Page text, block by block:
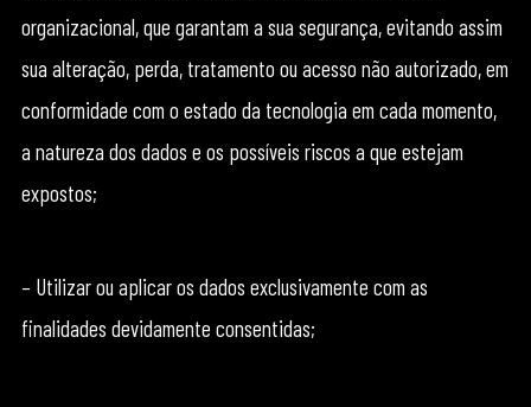
organizacional, que garantam a sua segurança, evitando assim
sua alteração, perda, tratamento ou acesso não autorizado, em
conformidade com o estado da tecnologia em cada momento,
a natureza dos dados e os possíveis riscos a que estejam
expostos;
– Utilizar ou aplicar os dados exclusivamente com as
finalidades devidamente consentidas;